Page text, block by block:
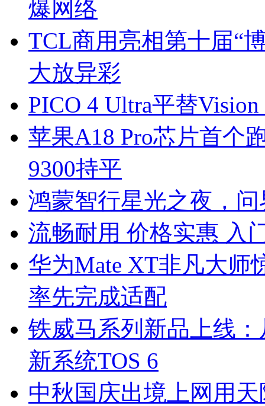
爆网络
TCL商用亮相第十届“
大放异彩
PICO 4 Ultra平替
苹果A18 Pro芯片首个
9300持平
鸿蒙智行星光之夜，
流畅耐用 价格实惠 入
华为Mate XT非凡大师
率先完成适配
铁威马系列新品上线
新系统TOS 6
中秋国庆出境上网用